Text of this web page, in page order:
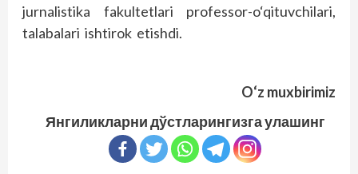
jurnalistika fakultetlari professor-o‘qituvchilari,
talabalari ishtirok etishdi.
O‘z muxbirimiz
Янгиликларни дўстларингизга улашинг